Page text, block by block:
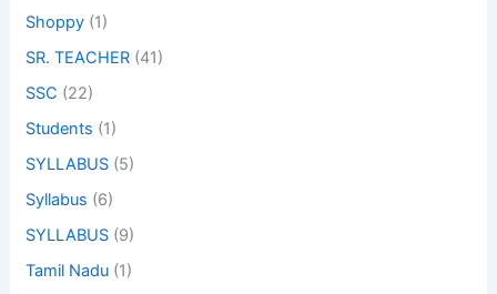
Shoppy (1)
SR. TEACHER (41)
SSC (22)
Students (1)
SYLLABUS (5)
Syllabus (6)
SYLLABUS (9)
Tamil Nadu (1)